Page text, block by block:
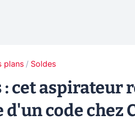
plans Soldes
: cet aspirateur
code chez